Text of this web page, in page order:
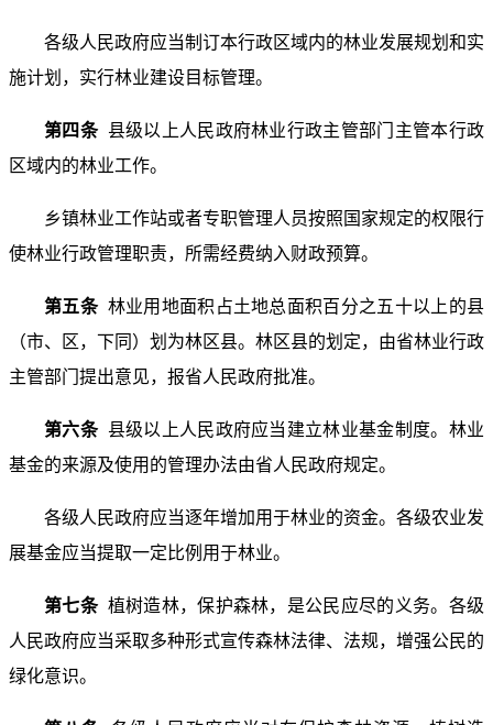
各级人民政府应当制订本行政区域内的林业发展规划和实
施计划，实行林业建设目标管理。
第四条 县级以上人民政府林业行政主管部门主管本行政
区域内的林业工作。
乡镇林业工作站或者专职管理人员按照国家规定的权限行
使林业行政管理职责，所需经费纳入财政预算。
第五条 林业用地面积占土地总面积百分之五十以上的县
（市、区，下同）划为林区县。林区县的划定，由省林业行政
主管部门提出意见，报省人民政府批准。
第六条县级以上人民政府应当建立林业基金制度。林业
基金的来源及使用的管理办法由省人民政府规定。
各级人民政府应当逐年增加用于林业的资金。各级农业发
展基金应当提取一定比例用于林业。
第七条植树造林，保护森林，是公民应尽的义务。各级
人民政府应当采取多种形式宣传森林法律、法规，增强公民的
绿化意识。